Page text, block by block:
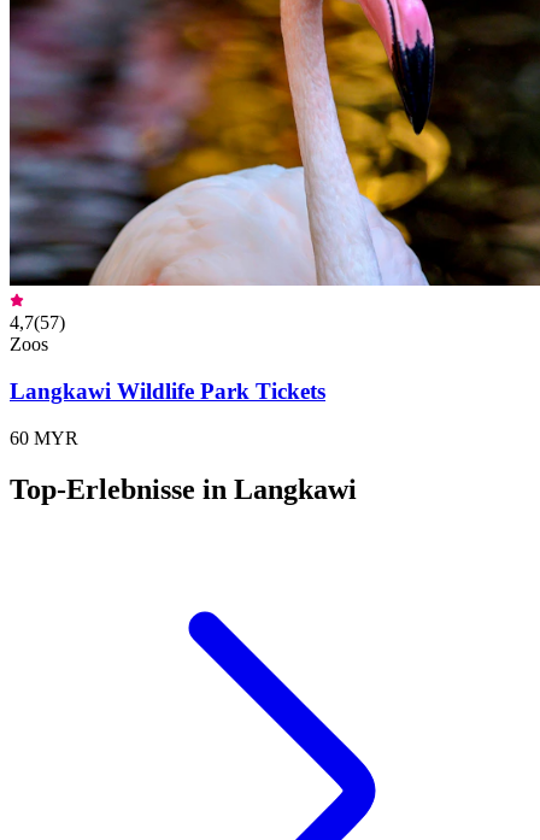
4,7(57)
Zoos
Langkawi Wildlife Park Tickets
60 MYR
Top-Erlebnisse in Langkawi